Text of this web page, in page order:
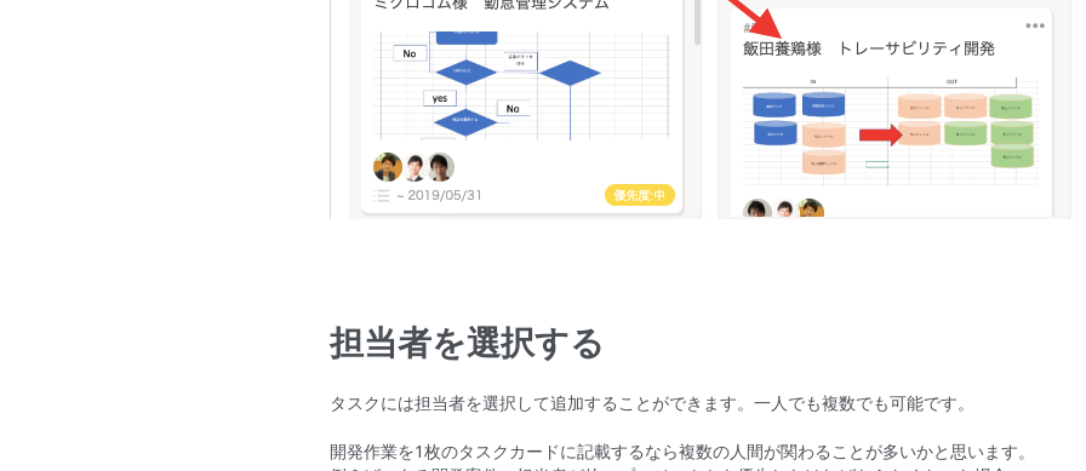
担当者を選択する
タスクには担当者を選択して追加することができます。一人でも複数でも可能です。
開発作業を1枚のタスクカードに記載するなら複数の人間が関わることが多いかと思います。